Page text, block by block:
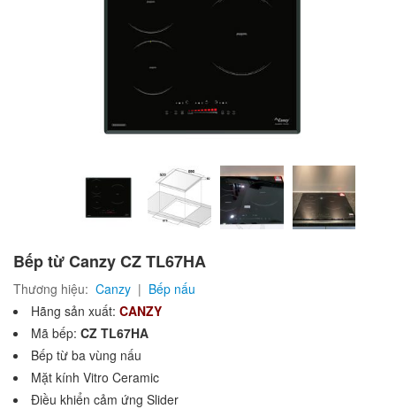
Bếp từ Canzy CZ TL67HA
Thương hiệu: Canzy | Bếp nấu
Hãng sản xuất: CANZY
Mã bếp: CZ TL67HA
Bếp từ ba vùng nấu
Mặt kính Vitro Ceramic
Điều khiển cảm ứng Slider